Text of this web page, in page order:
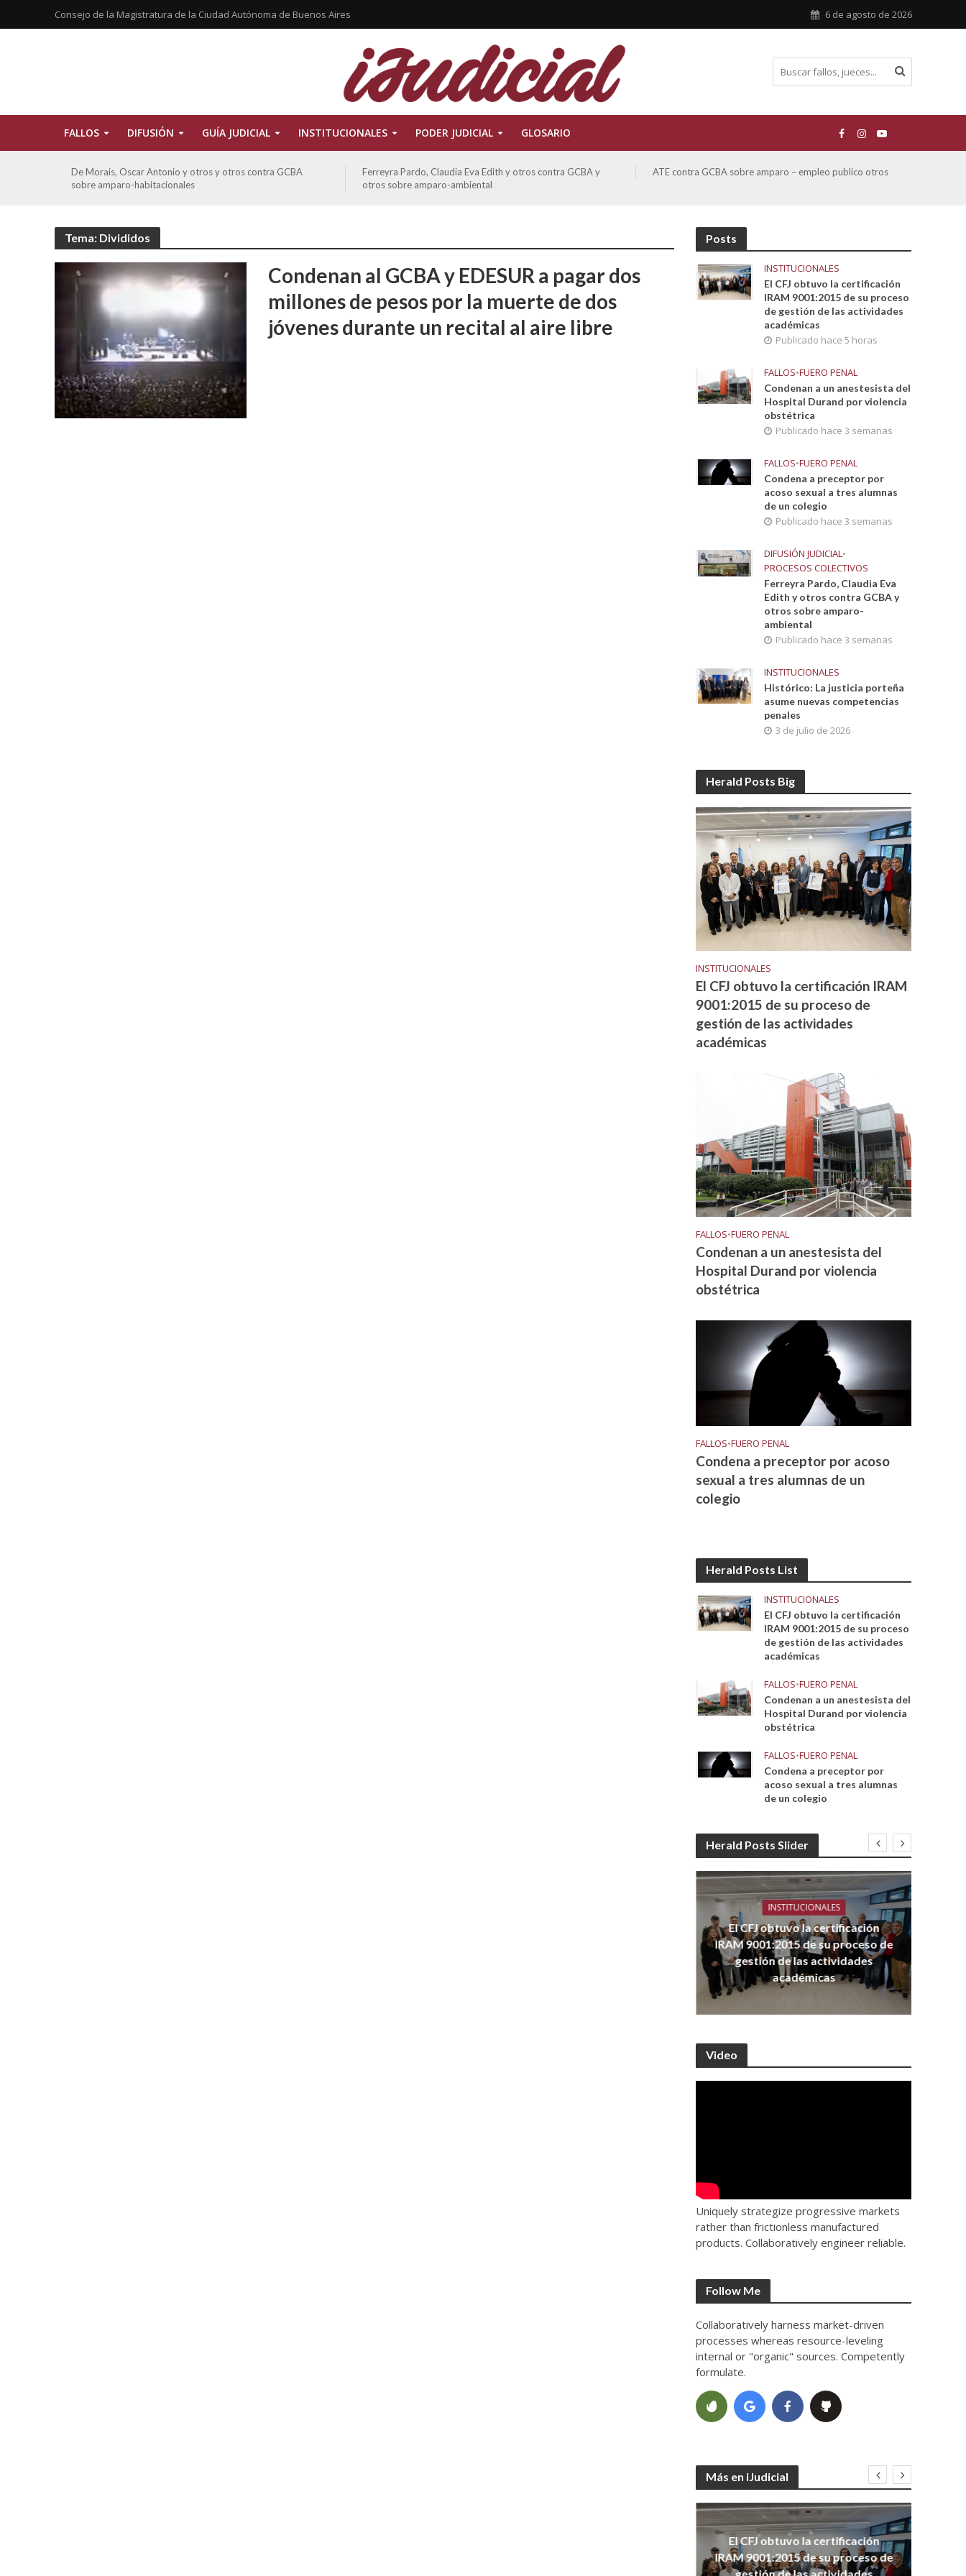
Consejo de la Magistratura de la Ciudad Autónoma de Buenos Aires 6 de agosto de 2026
FALLOS DIFUSIÓN GUÍA JUDICIAL INSTITUCIONALES PODER JUDICIAL GLOSARIO
Ferreyra Pardo, Claudia Eva Edith y otros contra GCBA y
otros sobre amparo-ambiental
ATE contra GCBA sobre amparo – empleo publico otros
San Miguel, Alberto Hector y otros contra GCBA y otros
Tema: Divididos
Condenan al GCBA y EDESUR a pagar dos
millones de pesos por la muerte de dos
jóvenes durante un recital al aire libre
Posts
INSTITUCIONALES
El CFJ obtuvo la certificación
IRAM 9001:2015 de su proceso
de gestión de las actividades
académicas
Publicado hace 5 horas
FALLOS•FUERO PENAL
Condenan a un anestesista del
Hospital Durand por violencia
obstétrica
Publicado hace 3 semanas
FALLOS•FUERO PENAL
Condena a preceptor por
acoso sexual a tres alumnas
de un colegio
Publicado hace 3 semanas
DIFUSIÓN JUDICIAL•
PROCESOS COLECTIVOS
Ferreyra Pardo, Claudia Eva
Edith y otros contra GCBA y
otros sobre amparo-
ambiental
Publicado hace 3 semanas
INSTITUCIONALES
Histórico: La justicia porteña
asume nuevas competencias
penales
3 de julio de 2026
Herald Posts Big
INSTITUCIONALES
El CFJ obtuvo la certificación IRAM
9001:2015 de su proceso de
gestión de las actividades
académicas
FALLOS•FUERO PENAL
Condenan a un anestesista del
Hospital Durand por violencia
obstétrica
FALLOS•FUERO PENAL
Condena a preceptor por acoso
sexual a tres alumnas de un
colegio
Herald Posts List
INSTITUCIONALES
El CFJ obtuvo la certificación
IRAM 9001:2015 de su proceso
de gestión de las actividades
académicas
FALLOS•FUERO PENAL
Condenan a un anestesista del
Hospital Durand por violencia
obstétrica
FALLOS•FUERO PENAL
Condena a preceptor por
acoso sexual a tres alumnas
de un colegio
Herald Posts Slider
INSTITUCIONALES
El CFJ obtuvo la certificación
IRAM 9001:2015 de su proceso de
gestión de las actividades
académicas
Video
Uniquely strategize progressive markets
rather than frictionless manufactured
products. Collaboratively engineer reliable.
Follow Me
Collaboratively harness market-driven
processes whereas resource-leveling
internal or "organic" sources. Competently
formulate.
Más en iJudicial
El CFJ obtuvo la certificación
IRAM 9001:2015 de su proceso de